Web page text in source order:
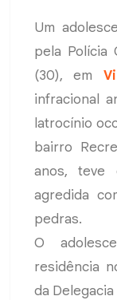
Um
pela Polícia
(30), em
infracional
latrocínio
bairro
anos, teve
agredida
pedras.
O
residência
da